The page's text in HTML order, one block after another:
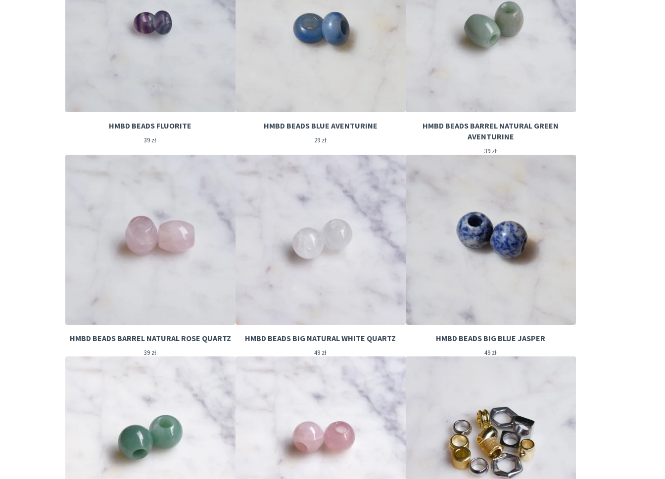
HMBD BEADS FLUORITE
39 zł
HMBD BEADS BLUE AVENTURINE
29 zł
HMBD BEADS BARREL NATURAL GREEN
AVENTURINE
39 zł
HMBD BEADS BARREL NATURAL ROSE QUARTZ
39 zł
HMBD BEADS BIG NATURAL WHITE QUARTZ
49 zł
HMBD BEADS BIG BLUE JASPER
49 zł